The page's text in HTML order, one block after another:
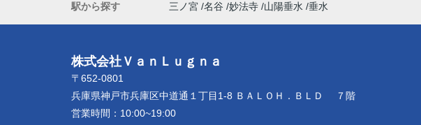
駅から探す
三ノ宮 名谷 妙法寺 山陽垂水 垂水
株式会社ＶａｎＬｕｇｎａ
〒652-0801
兵庫県神戸市兵庫区中道通１丁目1-8 ＢＡＬＯＨ．ＢＬＤ ７階
営業時間： 10:00~19:00